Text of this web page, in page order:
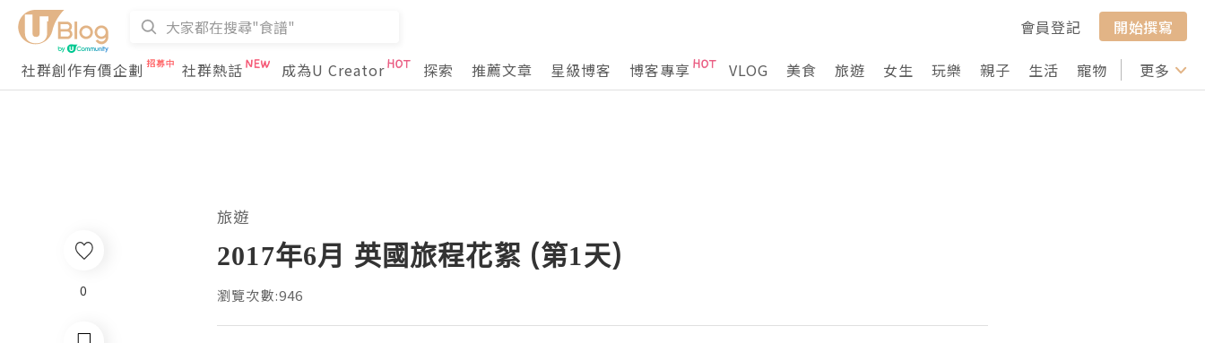
會員登記
開始撰寫
社群創作有價企劃
社群熱話 成為U Creator 探索 推薦文章 星級博客 博客專享 VLOG 美食 旅遊 女生 玩樂 親子 生活 寵物 行山 打卡
更多
0
旅遊
2017年6月 英國旅程花絮 (第1天)
瀏覽次數:946